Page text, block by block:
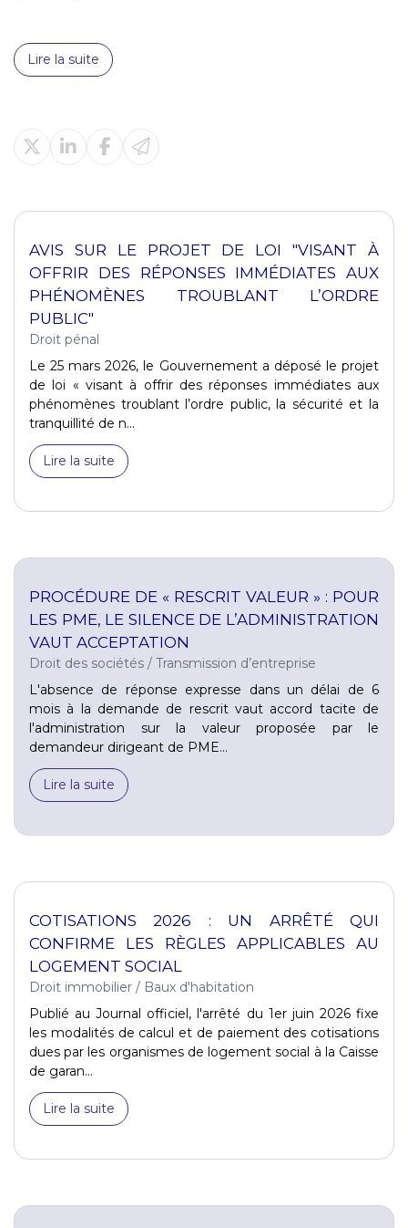
Lire la suite
AVIS SUR LE PROJET DE LOI "VISANT À
OFFRIR DES RÉPONSES IMMÉDIATES AUX
PHÉNOMÈNES TROUBLANT L’ORDRE
PUBLIC"
Droit pénal
Le 25 mars 2026, le Gouvernement a déposé le projet
de loi « visant à offrir des réponses immédiates aux
phénomènes troublant l’ordre public, la sécurité et la
tranquillité de n...
Lire la suite
PROCÉDURE DE « RESCRIT VALEUR » : POUR
LES PME, LE SILENCE DE L’ADMINISTRATION
VAUT ACCEPTATION
Droit des sociétés / Transmission d’entreprise
L'absence de réponse expresse dans un délai de 6
mois à la demande de rescrit vaut accord tacite de
l'administration sur la valeur proposée par le
demandeur dirigeant de PME...
Lire la suite
COTISATIONS 2026 : UN ARRÊTÉ QUI
CONFIRME LES RÈGLES APPLICABLES AU
LOGEMENT SOCIAL
Droit immobilier / Baux d'habitation
Publié au Journal officiel, l'arrêté du 1er juin 2026 fixe
les modalités de calcul et de paiement des cotisations
dues par les organismes de logement social à la Caisse
de garan...
Lire la suite